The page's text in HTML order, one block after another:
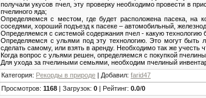
получали укусов пчел, эту проверку необходимо провести в
пчелиного яда;
Определяемся с местом, где будет расположена пасека, на
соседями, хороший подъезд к пасеке – автомобильный,
Определяемся с системой содержания пчел - какую технологию
Определяемся с ульями под эту технологию. Это могут быть
сделать самому, или взять в аренду. Необходимо так же учесть
Когда вопрос с ульями решен, определяемся с покупкой
Для ухода за пчелиными семьями, необходим пчелиный
Категория: Рекорды в природе | Добавил: farid47
Просмотров: 1168 | Загрузок: 0 | Рейтинг: 0.0/0